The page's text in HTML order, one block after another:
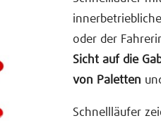
oder der
Sicht auf die
von Paletten
Schnellläufer